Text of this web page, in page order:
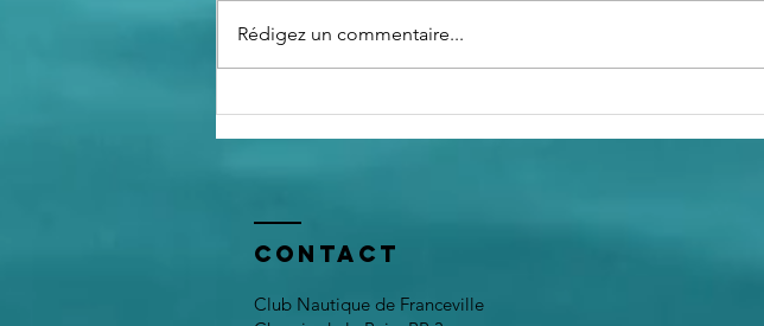
Le club
nautique, "un
Le
des
Rédigez un commentaire...
Contact
Club Nautique de Franceville